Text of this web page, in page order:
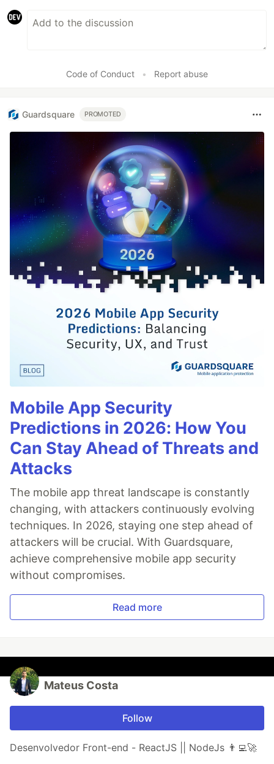
Code of Conduct • Report abuse
Guardsquare PROMOTED
Mobile App Security
Predictions in 2026: How You
Can Stay Ahead of Threats and
Attacks
The mobile app threat landscape is constantly
changing, with attackers continuously evolving
techniques. In 2026, staying one step ahead of
attackers will be crucial. With Guardsquare,
achieve comprehensive mobile app security
without compromises.
Read more
Mateus Costa
Follow
Desenvolvedor Front-end - ReactJS || NodeJs 👨‍💻🚀